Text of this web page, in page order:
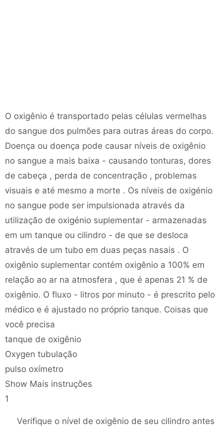
O oxigênio é transportado pelas células vermelhas
do sangue dos pulmões para outras áreas do corpo.
Doença ou doença pode causar níveis de oxigênio
no sangue a mais baixa - causando tonturas, dores
de cabeça , perda de concentração , problemas
visuais e até mesmo a morte . Os níveis de oxigénio
no sangue pode ser impulsionada através da
utilização de oxigénio suplementar - armazenadas
em um tanque ou cilindro - de que se desloca
através de um tubo em duas peças nasais . O
oxigênio suplementar contém oxigênio a 100% em
relação ao ar na atmosfera , que é apenas 21 % de
oxigênio. O fluxo - litros por minuto - é prescrito pelo
médico e é ajustado no próprio tanque. Coisas que
você precisa
tanque de oxigênio
Oxygen tubulação
pulso oxímetro
Show Mais instruções
1
Verifique o nível de oxigênio de seu cilindro antes